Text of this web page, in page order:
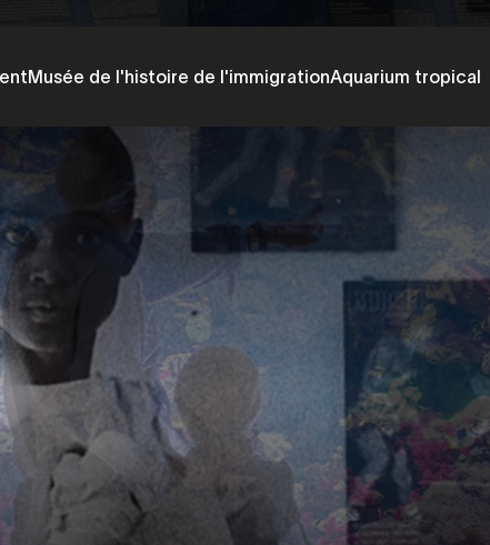
Musée de l'histoire de l'immigrationAquarium tropical